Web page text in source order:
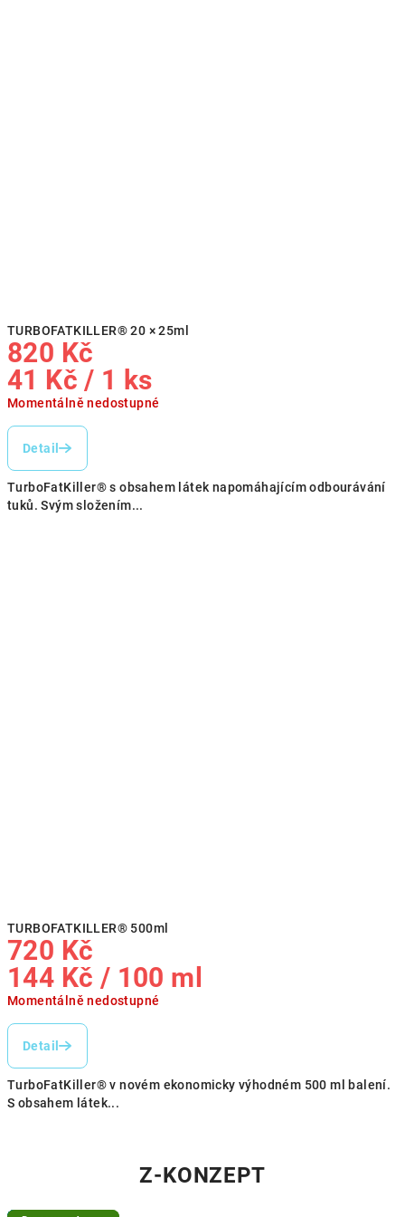
TURBOFATKILLER® 20 × 25ml
820 Kč
Měrná
cena:
41 Kč / 1 ks
Momentálně nedostupné
Detail
TurboFatKiller® s obsahem látek napomáhajícím odbourávání
tuků. Svým složením...
TURBOFATKILLER® 500ml
720 Kč
Měrná
cena:
144 Kč / 100 ml
Momentálně nedostupné
Detail
TurboFatKiller® v novém ekonomicky výhodném 500 ml balení.
S obsahem látek...
Z-KONZEPT